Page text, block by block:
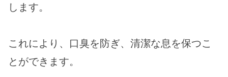
します。
これにより、口臭を防ぎ、清潔な息を保つこ
とができます。